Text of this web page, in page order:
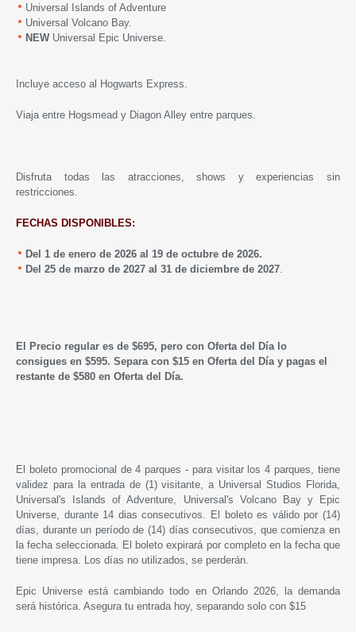
Universal Islands of Adventure
Universal Volcano Bay.
NEW Universal Epic Universe.
Incluye acceso al Hogwarts Express.
Viaja entre Hogsmead y Diagon Alley entre parques.
Disfruta todas las atracciones, shows y experiencias sin
restricciones.
FECHAS DISPONIBLES:
Del 1 de enero de 2026 al 19 de octubre de 2026.
Del 25 de marzo de 2027 al 31 de diciembre de 2027
El Precio regular es de $695, pero con Oferta del Día lo
consigues en $595. Separa con $15 en Oferta del Día y pagas el
restante de $580 en Oferta del Día.
El boleto promocional de 4 parques - para visitar los 4 parques, tiene
validez para la entrada de (1) visitante, a Universal Studios Florida,
Universal's Islands of Adventure, Universal's Volcano Bay y Epic
Universe, durante 14 dias consecutivos. El boleto es válido por (14)
días, durante un período de (14) días consecutivos, que comienza en
la fecha seleccionada. El boleto expirará por completo en la fecha que
tiene impresa. Los días no utilizados, se perderán.
Epic Universe está cambiando todo en Orlando 2026, la demanda
será histórica. Asegura tu entrada hoy, separando solo con $15